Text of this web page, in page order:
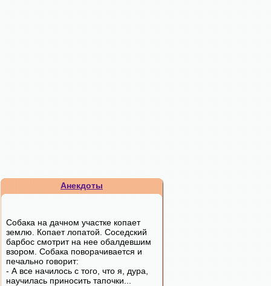
Анекдоты
Собака на дачном участке копает
землю. Копает лопатой. Соседский
барбос смотрит на нее обалдевшим
взором. Собака поворачивается и
печально говорит:
- А все начилось с того, что я, дура,
научилась приносить тапочки...